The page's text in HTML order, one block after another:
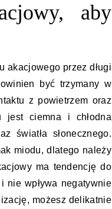
aby
akacjowego przez długi
być trzymany w
z powietrzem oraz
jest ciemna i chłodna
światła słonecznego.
miodu, dlatego należy
ma tendencję do
nie wpływa negatywnie
możesz delikatnie